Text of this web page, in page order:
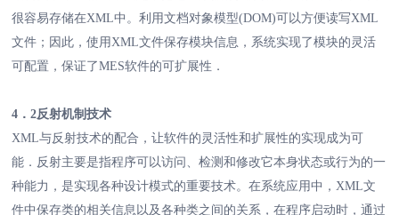
很容易存储在XML中。利用文档对象模型(DOM)可以方便读写XML
文件；因此，使用XML文件保存模块信息，系统实现了模块的灵活
可配置，保证了MES软件的可扩展性．
4．2反射机制技术
XML与反射技术的配合，让软件的灵活性和扩展性的实现成为可
能．反射主要是指程序可以访问、检测和修改它本身状态或行为的一
种能力，是实现各种设计模式的重要技术。在系统应用中，XML文
件中保存类的相关信息以及各种类之间的关系，在程序启动时，通过